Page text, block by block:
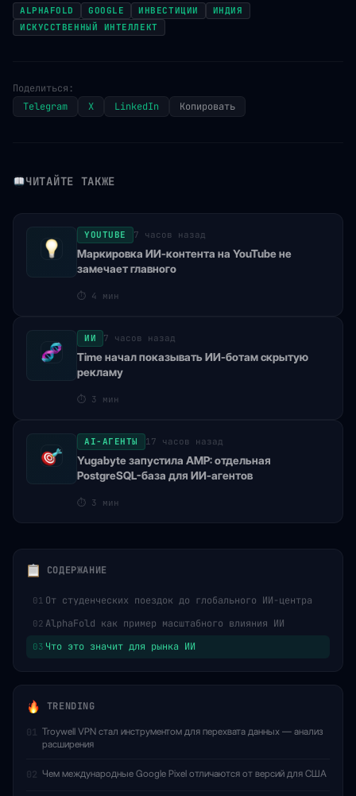
ALPHAFOLD GOOGLE ИНВЕСТИЦИИ
ИНДИЯ
ИСКУССТВЕННЫЙ ИНТЕЛЛЕКТ
Поделиться:
Telegram
X LinkedIn Копировать
ЧИТАЙТЕ ТАКЖЕ
YOUTUBE 7 часов назад
Маркировка ИИ-контента на YouTube не
замечает главного
⏱ 4 мин
ИИ 7 часов назад
Time начал показывать ИИ-ботам скрытую
рекламу
⏱ 3 мин
AI-АГЕНТЫ 17 часов назад
Yugabyte запустила AMP: отдельная
PostgreSQL-база для ИИ-агентов
⏱ 3 мин
СОДЕРЖАНИЕ
01 От студенческих поездок до глобального ИИ-центра
02 AlphaFold как пример масштабного влияния ИИ
03 Что это значит для рынка ИИ
TRENDING
01 Troywell VPN стал инструментом для перехвата данных — анализ
расширения
02 Чем международные Google Pixel отличаются от версий для США